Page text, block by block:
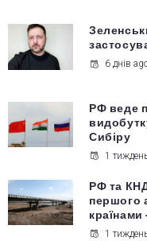
6 днів
РФ веде
Сибіру
1
РФ та
першого
1